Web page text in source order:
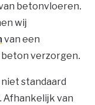
betonvloeren.
wij
van een
beton verzorgen.
standaard
Afhankelijk van